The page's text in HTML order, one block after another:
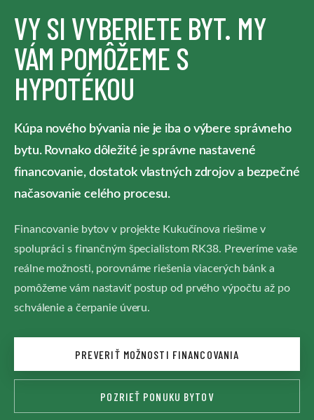
VY SI VYBERIETE BYT. MY
VÁM POMÔŽEME S
HYPOTÉKOU
Kúpa nového bývania nie je iba o výbere správneho
bytu. Rovnako dôležité je správne nastavené
financovanie, dostatok vlastných zdrojov a bezpečné
načasovanie celého procesu.
Financovanie bytov v projekte Kukučínova riešime v
spolupráci s finančným špecialistom RK38. Preveríme vaše
reálne možnosti, porovnáme riešenia viacerých bánk a
pomôžeme vám nastaviť postup od prvého výpočtu až po
schválenie a čerpanie úveru.
PREVERIŤ MOŽNOSTI FINANCOVANIA
POZRIEŤ PONUKU BYTOV